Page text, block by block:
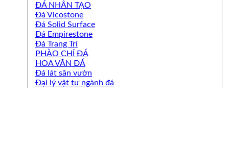
ĐÁ NHÂN TẠO
Đá Vicostone
Đá Solid Surface
Đá Empirestone
Đá Trang Trí
PHÀO CHỈ ĐÁ
HOA VĂN ĐÁ
Đá lát sân vườn
Đại lý vật tư ngành đá